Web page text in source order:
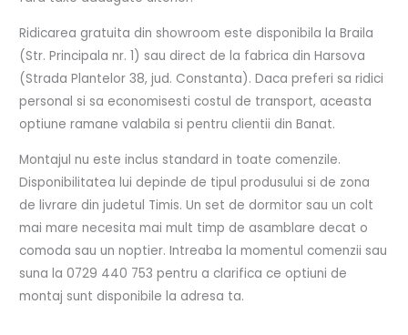
Ridicarea gratuita din showroom este disponibila la Braila
(Str. Principala nr. 1) sau direct de la fabrica din Harsova
(Strada Plantelor 38, jud. Constanta). Daca preferi sa ridici
personal si sa economisesti costul de transport, aceasta
optiune ramane valabila si pentru clientii din Banat.
Montajul nu este inclus standard in toate comenzile.
Disponibilitatea lui depinde de tipul produsului si de zona
de livrare din judetul Timis. Un set de dormitor sau un colt
mai mare necesita mai mult timp de asamblare decat o
comoda sau un noptier. Intreaba la momentul comenzii sau
suna la 0729 440 753 pentru a clarifica ce optiuni de
montaj sunt disponibile la adresa ta.